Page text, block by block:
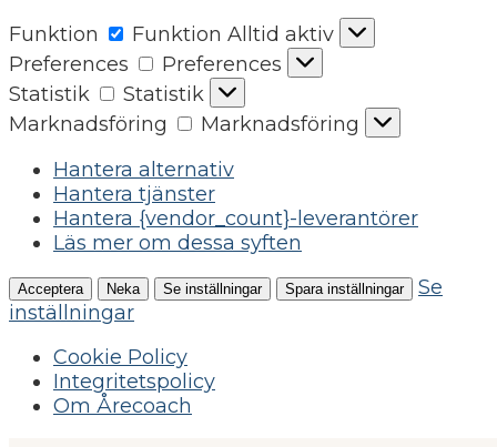
Funktion
Funktion Alltid aktiv
Preferences
Preferences
Statistik
Statistik
Marknadsföring
Marknadsföring
Hantera alternativ
Hantera tjänster
Hantera {vendor_count}-leverantörer
Läs mer om dessa syften
Acceptera Neka Se inställningar Spara inställningar
Se
inställningar
Cookie Policy
Integritetspolicy
Om Årecoach